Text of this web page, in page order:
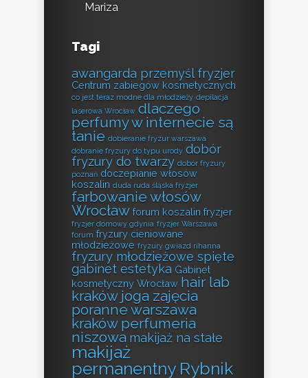
Mariza
Tagi
awangarda przemyśl fryzjer
Centrum zabiegów kosmetycznych
co jest teraz modne dla młodzieży depilacja
laserowa Wrocław dlaczego
perfumy w internecie są
tanie dobieranie fryzur warszawa
dobranie fryzury do typu urody dobór
fryzury do twarzy dobór fryzury
poznań doczepianie włosów
koszalin duda ruda śląska fryzjer
farbowanie włosów
Wrocław forum koszalin fryzjer
fryzjer domowy gdynia fryzjer Warszawa
forum fryzury cieniowane
młodzieżowe fryzury gwiazd rihanna
fryzury młodzieżowe spięte
gabinet estetyka Gabinet
kosmetyczny Wrocław hair lab
kraków joga zajęcia
poranne warszawa
kraków perfumeria
niszowa makijaż na stałe
makijaż
permanentny Rybnik